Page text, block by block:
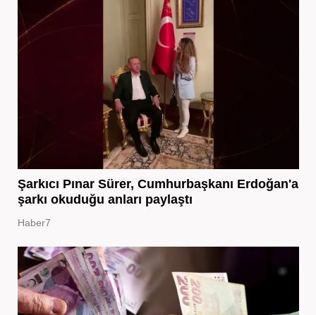
Şarkıcı Pınar Sürer, Cumhurbaşkanı Erdoğan'a
şarkı okuduğu anları paylaştı
Haber7